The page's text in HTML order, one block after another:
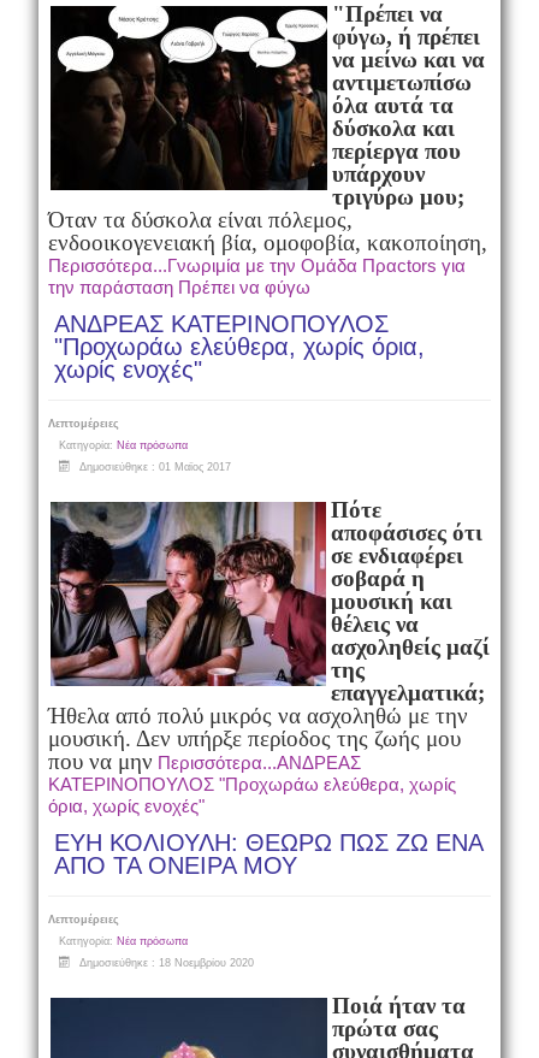
"Πρέπει να
φύγω, ή πρέπει
να μείνω και να
αντιμετωπίσω
όλα αυτά τα
δύσκολα και
περίεργα που
υπάρχουν
τριγύρω μου;
Όταν τα δύσκολα είναι πόλεμος,
ενδοοικογενειακή βία, ομοφοβία, κακοποίηση,
Περισσότερα...Γνωριμία με την Ομάδα Πραctors για
την παράσταση Πρέπει να φύγω
ΑΝΔΡΕΑΣ ΚΑΤΕΡΙΝΟΠΟΥΛΟΣ
"Προχωράω ελεύθερα, χωρίς όρια,
χωρίς ενοχές"
Λεπτομέρειες
Κατηγορία: Νέα πρόσωπα
Δημοσιεύθηκε : 01 Μαϊος 2017
Πότε
αποφάσισες ότι
σε ενδιαφέρει
σοβαρά η
μουσική και
θέλεις να
ασχοληθείς μαζί
της
επαγγελματικά;
Ήθελα από πολύ μικρός να ασχοληθώ με την
μουσική. Δεν υπήρξε περίοδος της ζωής μου
που να μην Περισσότερα...ΑΝΔΡΕΑΣ
ΚΑΤΕΡΙΝΟΠΟΥΛΟΣ "Προχωράω ελεύθερα, χωρίς
όρια, χωρίς ενοχές"
ΕΥΗ ΚΟΛΙΟΥΛΗ: ΘΕΩΡΩ ΠΩΣ ΖΩ ΕΝΑ
ΑΠΟ ΤΑ ΟΝΕΙΡΑ ΜΟΥ
Λεπτομέρειες
Κατηγορία: Νέα πρόσωπα
Δημοσιεύθηκε : 18 Νοεμβρίου 2020
Ποιά ήταν τα
πρώτα σας
συναισθήματα